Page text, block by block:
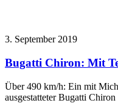
3. September 2019
Bugatti Chiron: Mit
Über 490 km/h: Ein mit
ausgestatteter Bugatti